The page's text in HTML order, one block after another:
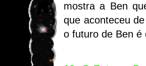
mostra a Ben
que aconteceu
o futuro de Ben é